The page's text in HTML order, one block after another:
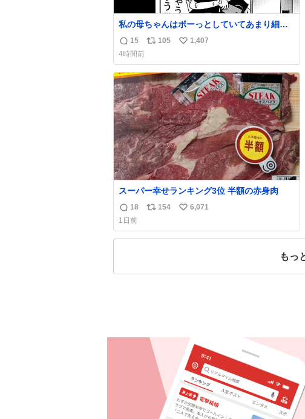
私の母ちゃんはボーっとしていてあまり細か
い事を気にしません。優秀な人の多い現代の
価値観から見ると、あまり優秀な母親ではな
いかもしれません。でも、だからこそ、私は
そういう母親が大好きです。今も昔もすごく
リラックスします。「優秀」と「良い」は別
なんですよね。 1/2
返
信
数
15
リ
ス
ト
数
105
い
ね
数
1,407
4時間前
スーパー幸せランキング3位 半額の赤身肉
返
信
数
18
リ
ス
154
い
ね
6,071
1日前
もっ